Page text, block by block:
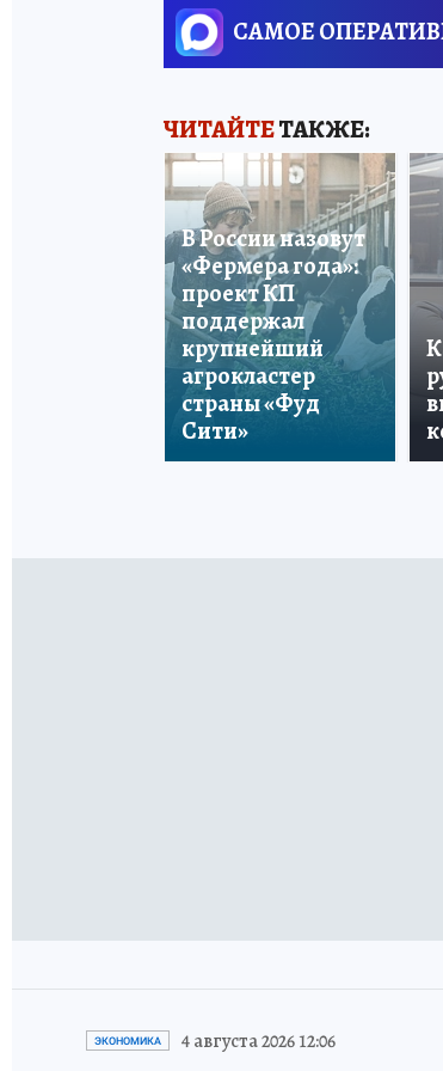
САМОЕ
ЧИТАЙТЕТАКЖЕ:
В России назовут
«Фермера года»:
проект КП
поддержал
крупнейший
агрокластер
страны «Фуд
Сити»
ЭКОНОМИКА 4 августа 2026 12:06